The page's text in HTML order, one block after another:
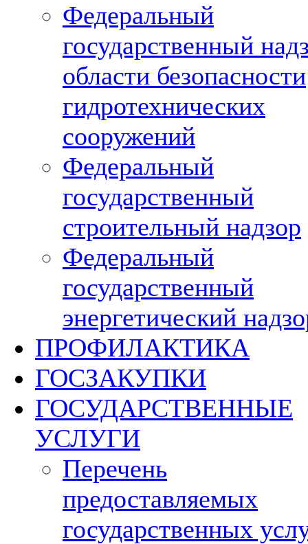
Федеральный
государственный
области безопасности
гидротехнических
сооружений
Федеральный
государственный
строительный надзор
Федеральный
государственный
энергетический
ПРОФИЛАКТИКА
ГОСЗАКУПКИ
ГОСУДАРСТВЕННЫЕ
УСЛУГИ
Перечень
предоставляемых
государственных